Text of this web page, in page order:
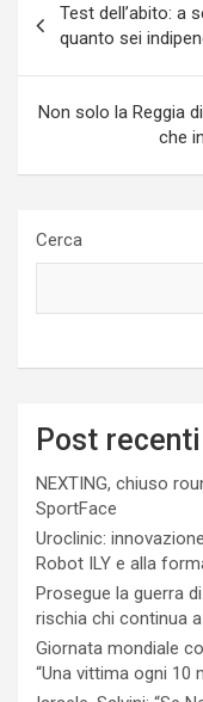
articoli
Test dell’abito: a
quanto sei
Non solo la Reggia
che
Cerca
Post recenti
NEXTING, chiuso
SportFace
Uroclinic:
Robot ILY e alla
Prosegue la guerra
rischia chi continua
Giornata mondiale
“Una vittima ogni 10